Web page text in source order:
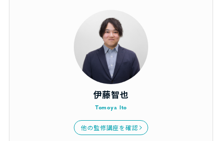
伊藤智也
Tomoya Ito
他の監修講座を確認